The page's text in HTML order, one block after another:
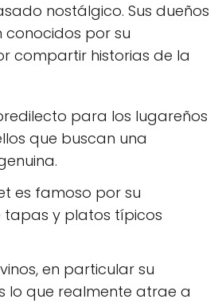
nostálgico. Sus dueños
por su
compartir historias de la
para los lugareños
que buscan una
es famoso por su
y platos típicos
en particular su
lo que realmente atrae a